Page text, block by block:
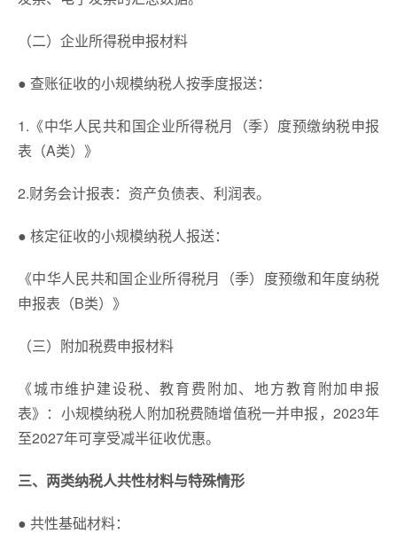
（二）企业所得税申报材料
● 查账征收的小规模纳税人按季度报送：
1.《中华人民共和国企业所得税月（季）度预缴纳税申报
表（A类）》
2.财务会计报表：资产负债表、利润表。
● 核定征收的小规模纳税人报送：
《中华人民共和国企业所得税月（季）度预缴和年度纳税
申报表（B类）》
（三）附加税费申报材料
《城市维护建设税、教育费附加、地方教育附加申报
表》：小规模纳税人附加税费随增值税一并申报，2023年
至2027年可享受减半征收优惠。
三、两类纳税人共性材料与特殊情形
● 共性基础材料：